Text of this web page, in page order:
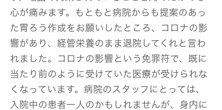
心が痛みます。もともと病院からも提案のあっ
た胃ろう作成をお願いしたところ、コロナの影
響があり、経管栄養のまま退院してくれと言わ
れました。コロナの影響という免罪符で、既に
当たり前のように受けていた医療が受けられな
くなっています。病院のスタッフにとっては、
入院中の患者一人のかもしれませんが、身内に